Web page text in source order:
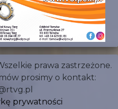
prawa zastrzeżone.
prosimy o kontakt:
prywatności